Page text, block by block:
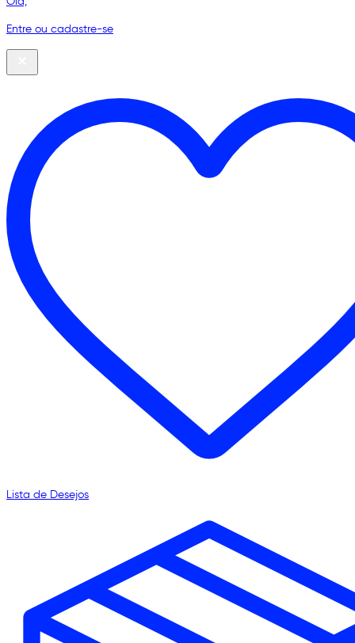
Entre ou cadastre-se
Lista de Desejos